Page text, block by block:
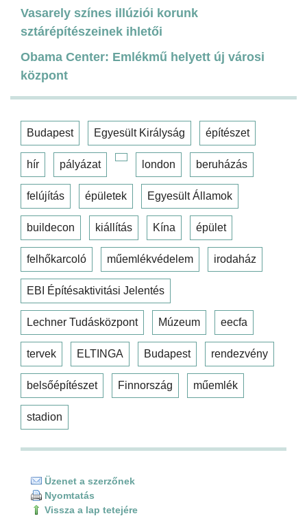
Vasarely színes illúziói korunk
sztárépítészeinek ihletői
Obama Center: Emlékmű helyett új városi
központ
Budapest Egyesült Királyság építészet
hír pályázat london beruházás
felújítás épületek Egyesült Államok
buildecon kiállítás Kína épület
felhőkarcoló műemlékvédelem irodaház
EBI Építésaktivitási Jelentés
Lechner Tudásközpont Múzeum eecfa
tervek ELTINGA Budapest rendezvény
belsőépítészet Finnország műemlék
stadion
Üzenet a szerzőnek
Nyomtatás
Vissza a lap tetejére